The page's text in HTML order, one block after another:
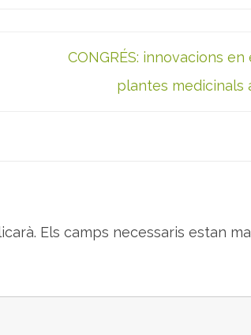
CONGRÉS: innovacions
plantes medicinals
Els camps necessaris estan